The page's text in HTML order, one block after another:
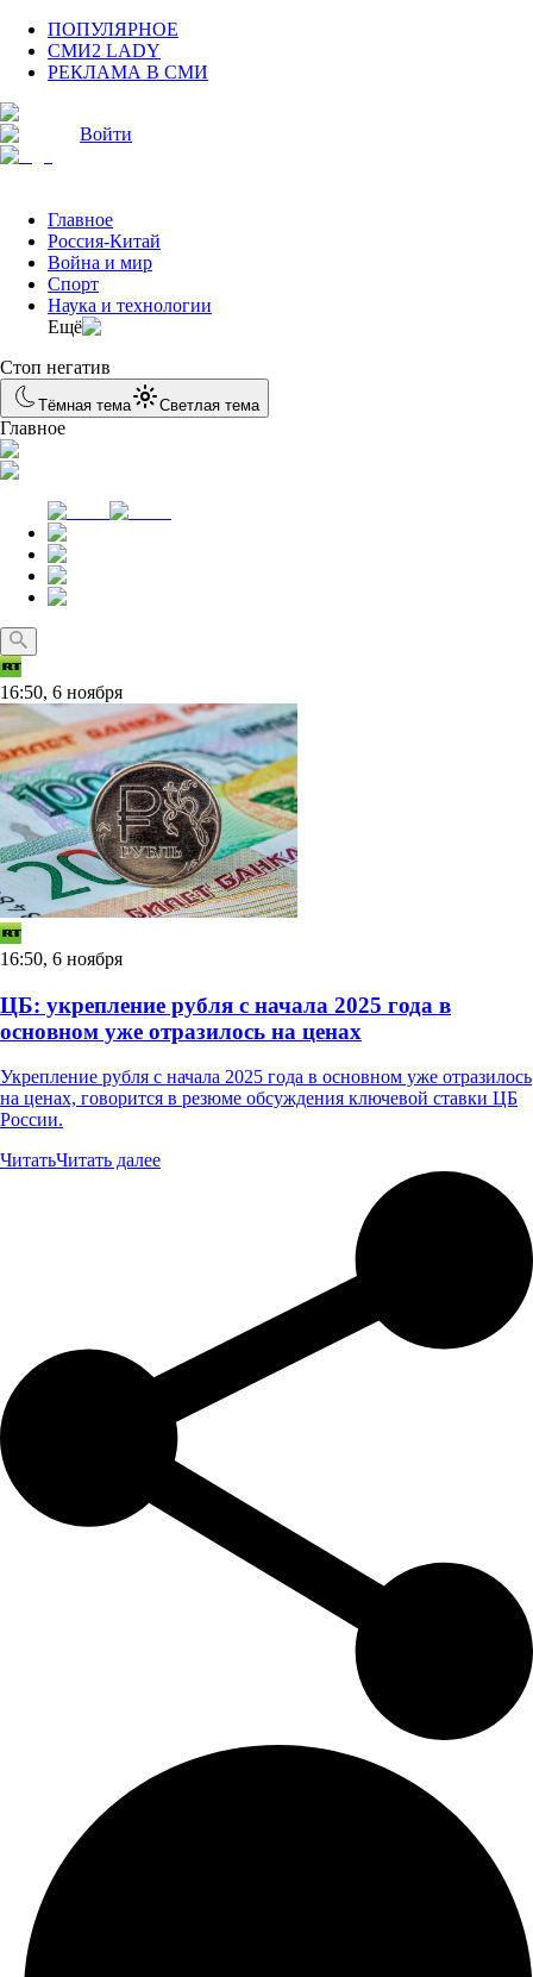
ПОПУЛЯРНОЕ
СМИ2 LADY
РЕКЛАМА В СМИ
Войти
Главное
Россия-Китай
Война и мир
Спорт
Наука и технологии
Eщё
Стоп негатив
Тёмная тема Светлая тема
Главное
16:50, 6 ноября
16:50, 6 ноября
ЦБ: укрепление рубля с начала 2025 года в
основном уже отразилось на ценах
Укрепление рубля с начала 2025 года в основном уже отразилось
на ценах, говорится в резюме обсуждения ключевой ставки ЦБ
России.
ЧитатьЧитать далее